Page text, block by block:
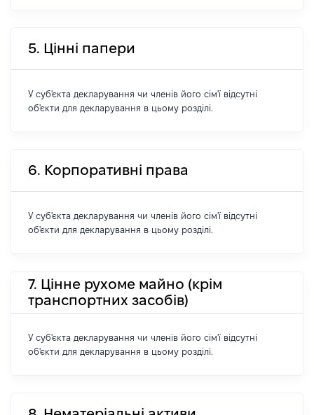
5. Цінні папери
У суб'єкта декларування чи членів його сім'ї відсутні
об'єкти для декларування в цьому розділі.
6. Корпоративні права
У суб'єкта декларування чи членів його сім'ї відсутні
об'єкти для декларування в цьому розділі.
7. Цінне рухоме майно (крім
транспортних засобів)
У суб'єкта декларування чи членів його сім'ї відсутні
об'єкти для декларування в цьому розділі.